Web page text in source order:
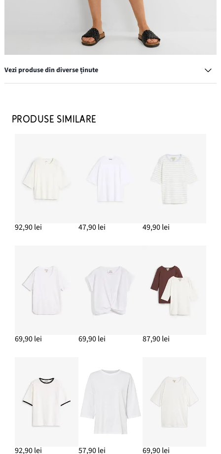
Vezi produse din diverse ținute
69,90 lei
69,90 lei
Papuci de vară cu aspect împletit
ADAUGĂ ÎN COȘ
PRODUSE SIMILARE
92,90 lei 47,90 lei 49,90 lei
69,90 lei 69,90 lei 87,90 lei
92,90 lei 57,90 lei 69,90 lei